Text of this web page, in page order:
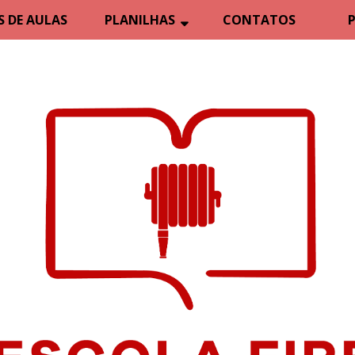
DE AULAS PLANILHAS CONTATOS